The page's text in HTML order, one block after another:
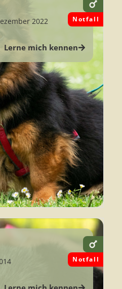
2022
Lerne mich kennen
Notfall
Notfall